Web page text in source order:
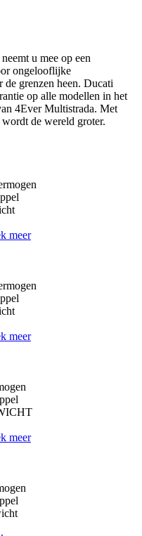
u mee op een
ongelooflijke
de grenzen heen. Ducati
op alle modellen in het
4Ever Multistrada. Met
de wereld groter.
meer
meer
meer